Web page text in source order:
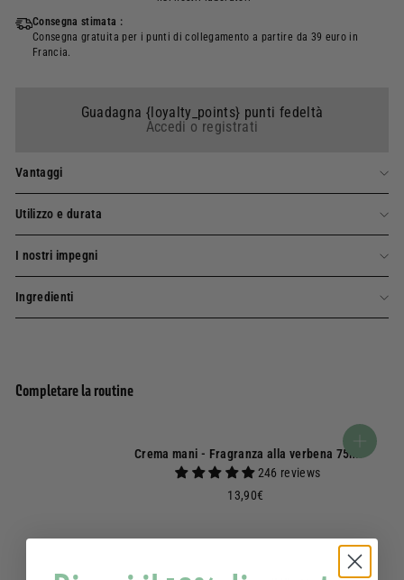
Consegna stimata :
Consegna gratuita per i punti di collegamento a partire da 39 euro in
Francia.
Guadagna {loyalty_points} punti fedeltà
Accedi o registrati
Vantaggi
Utilizzo e durata
I nostri impegni
Ingredienti
Completare la routine
Aggiungi al
Crema mani - Fragranza alla verbena 75ml
246 reviews
13,90€